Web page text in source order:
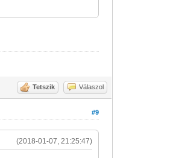
Tetszik Válaszol
#9
(2018-01-07, 21:25:47)